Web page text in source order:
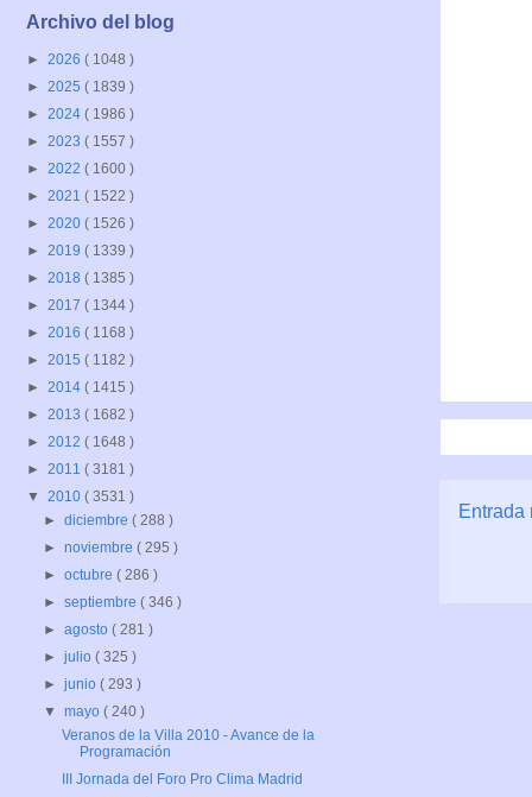
Entrada
Archivo del blog
► 2026 ( 1048 )
► 2025 ( 1839 )
► 2024 ( 1986 )
► 2023 ( 1557 )
► 2022 ( 1600 )
► 2021 ( 1522 )
► 2020 ( 1526 )
► 2019 ( 1339 )
► 2018 ( 1385 )
► 2017 ( 1344 )
► 2016 ( 1168 )
► 2015 ( 1182 )
► 2014 ( 1415 )
► 2013 ( 1682 )
► 2012 ( 1648 )
► 2011 ( 3181 )
▼ 2010 ( 3531 )
►diciembre( 288 )
►noviembre( 295 )
►octubre( 286 )
►septiembre( 346 )
►agosto( 281 )
►julio( 325 )
►junio( 293 )
▼mayo( 240 )
Veranos de la Villa 2010 - Avance de la
Programación
III Jornada del Foro Pro Clima Madrid